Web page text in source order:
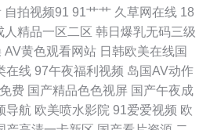
99久久清纯 91久久海角 国产专区中文字
人妻 91入口免费观看 四虎剧院永久 91颜
人妖伪娘 操B导航 五月天激情深爱网 黄色
自拍视频91 91艹艹 久草网在线 18
人精品一区二区 韩日爆乳无码三级
AV黄色观看网站 日韩欧美在线国
在线 97午夜福利视频 岛国AV动作
费 国产精品色色视屏 国产午夜成
导航 欧美喷水影院 91爱爱视频 欧